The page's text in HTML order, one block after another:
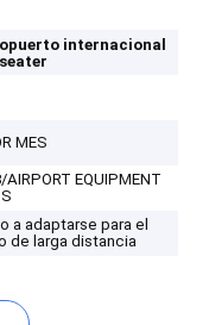
internacional
MES
EQUIPMENT
a adaptarse para el
de larga distancia